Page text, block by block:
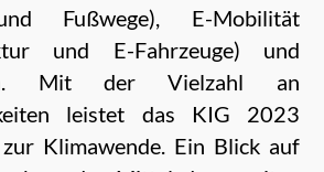
Fußwege), E-Mobilität
und E-Fahrzeuge) und
Mit der Vielzahl an
leistet das KIG 2023
Klimawende. Ein Blick auf